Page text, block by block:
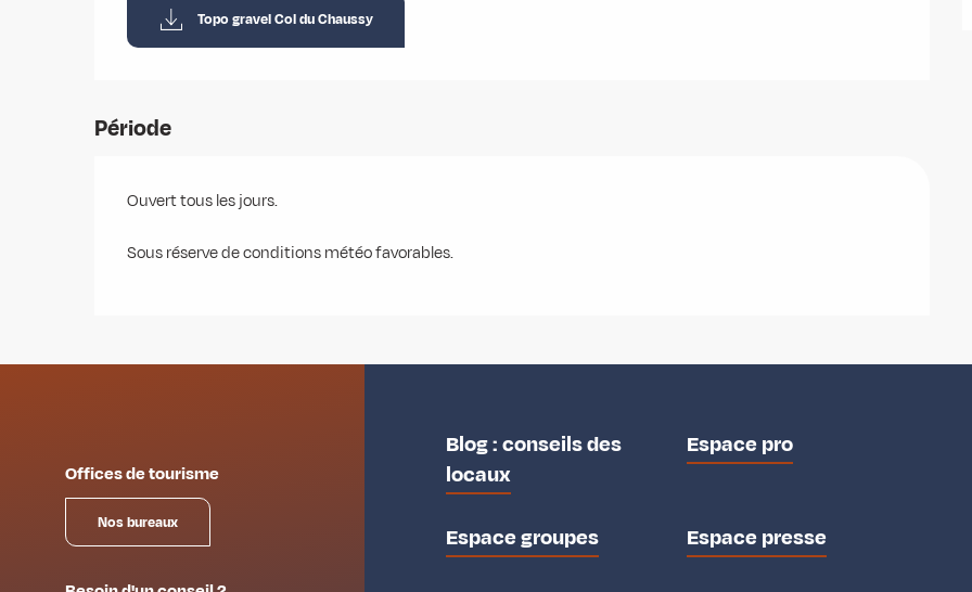
Topo gravel Col du Chaussy
Période
Ouvert tous les jours.
Sous réserve de conditions météo favorables.
Offices de tourisme
Nos bureaux
Blog : conseils des
locaux
Espace pro
Espace groupes Espace presse